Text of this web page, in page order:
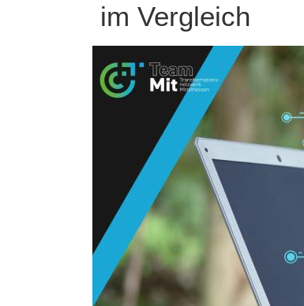
im Vergleich